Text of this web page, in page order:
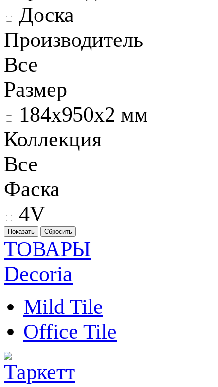
Доска
Производитель
Все
Размер
184x950x2 мм
Коллекция
Все
Фаска
4V
ТОВАРЫ
Decoria
Mild Tile
Office Tile